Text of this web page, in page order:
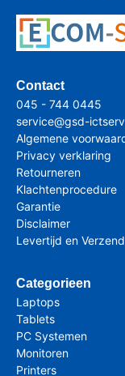
Contact
045 - 744 0445
service@gsd-
Algemene
Privacy verklaring
Retourneren
Klachtenprocedure
Garantie
Disclaimer
Levertijd en
Categorieen
Laptops
Tablets
PC Systemen
Monitoren
Printers